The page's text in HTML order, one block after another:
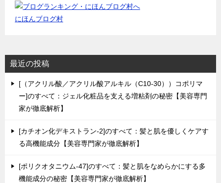
にほんブログ村
最近の投稿
[（アクリル酸／アクリル酸アルキル（C10-30））コポリマ
ー]のすべて：ジェル化粧品を支える増粘剤の秘密【美容専門
家が徹底解析】
[カチオン化デキストラン-2]のすべて：髪と肌を優しくケアす
る高機能成分【美容専門家が徹底解析】
[ポリクオタニウム-47]のすべて：髪と肌をなめらかにする多
機能成分の秘密【美容専門家が徹底解析】